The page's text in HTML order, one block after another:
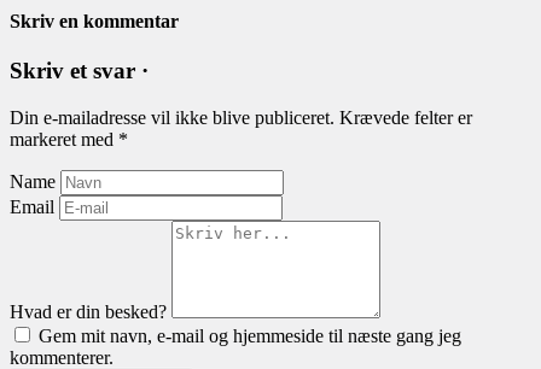
Skriv en kommentar
Skriv et svar ·
Din e-mailadresse vil ikke blive publiceret. Krævede felter er
markeret med *
Name
Email
Hvad er din besked?
Gem mit navn, e-mail og hjemmeside til næste gang jeg
kommenterer.